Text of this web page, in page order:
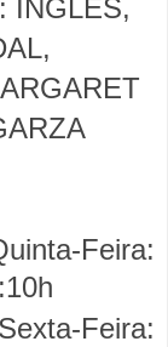
INGLÊS,
Feira:
Feira: